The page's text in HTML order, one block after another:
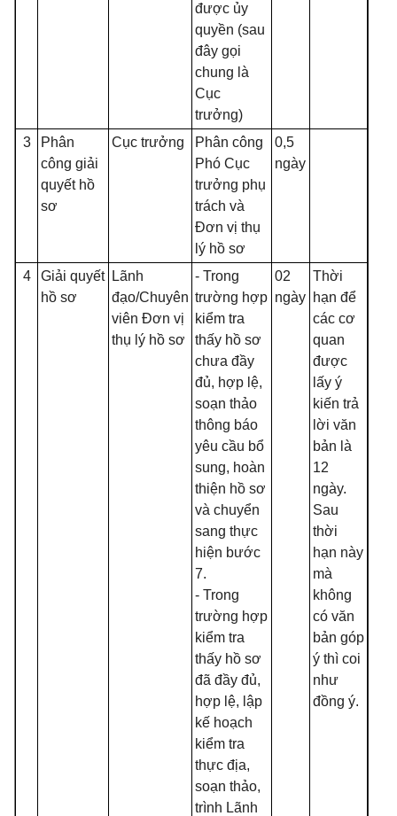
được ủy
quyền (sau
đây gọi
chung là
Cục
trưởng)
3
Phân
công giải
quyết hồ
sơ
Cục trưởng
Phân công
Phó Cục
trưởng phụ
trách và
Đơn vị thụ
lý hồ sơ
0,5
ngày
4
Giải quyết
hồ sơ
Lãnh
đạo/Chuyên
viên Đơn vị
thụ lý hồ sơ
- Trong
trường hợp
kiểm tra
thấy hồ sơ
chưa đầy
đủ, hợp lệ,
soạn thảo
thông báo
yêu cầu bổ
sung, hoàn
thiện hồ sơ
và chuyển
sang thực
hiện bước
7.
- Trong
trường hợp
kiểm tra
thấy hồ sơ
đã đầy đủ,
hợp lệ, lập
kế hoạch
kiểm tra
thực địa,
soạn thảo,
trình Lãnh
02
ngày
Thời
hạn để
các cơ
quan
được
lấy ý
kiến trả
lời văn
bản là
12
ngày.
Sau
thời
hạn này
mà
không
có văn
bản góp
ý thì coi
như
đồng ý.